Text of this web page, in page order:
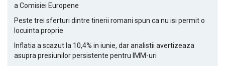
a Comisiei Europene
Peste trei sferturi dintre tinerii romani spun ca nu isi permit o
locuinta proprie
Inflatia a scazut la 10,4% in iunie, dar analistii avertizeaza
asupra presiunilor persistente pentru IMM-uri